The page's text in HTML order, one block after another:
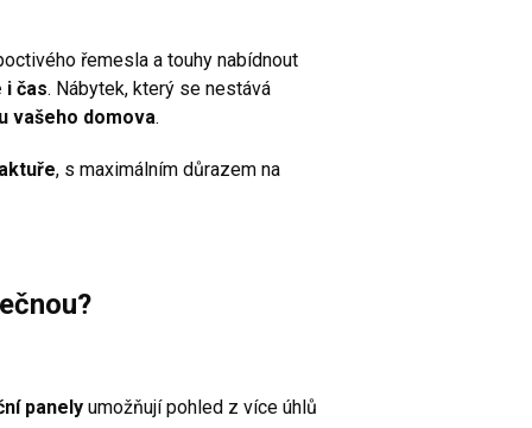
řemesla a touhy nabídnout
i čas. Nábytek, který se nestává
vašeho domova.
, s maximálním důrazem na
panely umožňují pohled z více úhlů